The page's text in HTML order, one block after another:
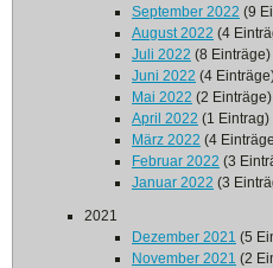
September 2022 (9
August 2022 (4
Juli 2022 (8 Einträge)
Juni 2022 (4
Mai 2022 (2 Einträge)
April 2022 (1 Eintrag)
März 2022 (4
Februar 2022 (3
Januar 2022 (3
2021
Dezember 2021 (5
November 2021 (2